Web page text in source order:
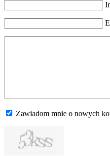
Zawiadom mnie o nowych